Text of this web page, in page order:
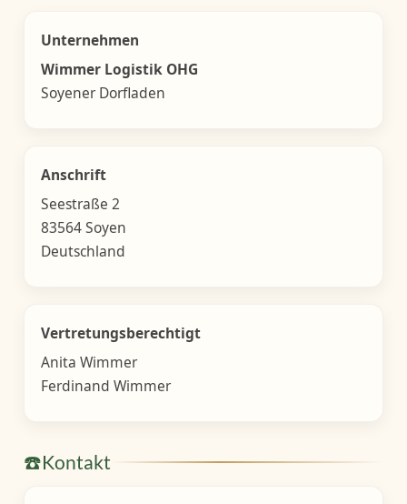
Unternehmen
Wimmer Logistik OHG
Soyener Dorfladen
Anschrift
Seestraße 2
83564 Soyen
Deutschland
Vertretungsberechtigt
Anita Wimmer
Ferdinand Wimmer
☎️Kontakt